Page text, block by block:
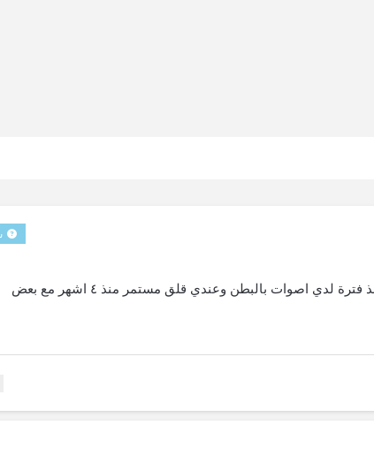
انا لدي قولون عصبي تم تشخيصه سابقا منذ فترة والان منذ فترة لدي اصوات بالبطن وعندي قلق مستمر منذ ٤ اشهر مع بعض